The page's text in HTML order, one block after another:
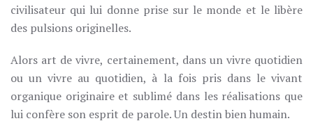
civilisateur qui lui donne prise sur le monde et le libère
des pulsions originelles.
Alors art de vivre, certainement, dans un vivre quotidien
ou un vivre au quotidien, à la fois pris dans le vivant
organique originaire et sublimé dans les réalisations que
lui confère son esprit de parole. Un destin bien humain.